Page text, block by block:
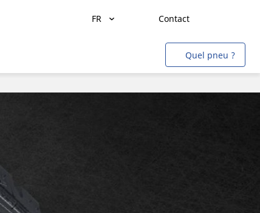
FR Contact
Transport de marchandises
Transport de personnes
Quel pneu ?